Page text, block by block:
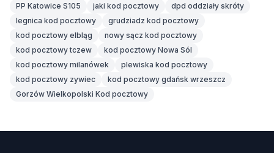
PP Katowice S105
jaki kod pocztowy
dpd oddziały skróty
legnica kod pocztowy
grudziadz kod pocztowy
kod pocztowy elbląg
nowy sącz kod pocztowy
kod pocztowy tczew
kod pocztowy Nowa Sól
kod pocztowy milanówek
plewiska kod pocztowy
kod pocztowy zywiec
kod pocztowy gdańsk wrzeszcz
Gorzów Wielkopolski Kod pocztowy